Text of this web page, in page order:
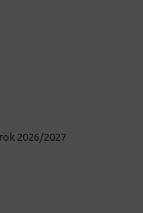
2026/2027